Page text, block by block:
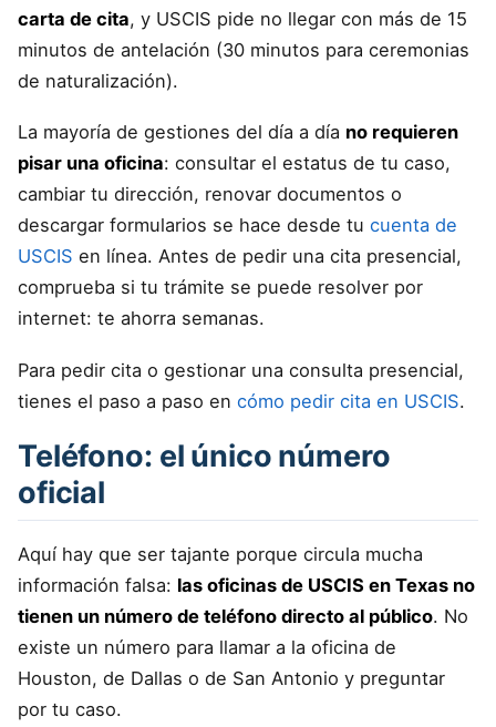
carta de cita, y USCIS pide no llegar con más de 15
minutos de antelación (30 minutos para ceremonias
de naturalización).
La mayoría de gestiones del día a día no requieren
pisar una oficina: consultar el estatus de tu caso,
cambiar tu dirección, renovar documentos o
descargar formularios se hace desde tu cuenta de
USCIS en línea. Antes de pedir una cita presencial,
comprueba si tu trámite se puede resolver por
internet: te ahorra semanas.
Para pedir cita o gestionar una consulta presencial,
tienes el paso a paso en cómo pedir cita en USCIS.
Teléfono: el único número
oficial
Aquí hay que ser tajante porque circula mucha
información falsa: las oficinas de USCIS en Texas no
tienen un número de teléfono directo al público. No
existe un número para llamar a la oficina de
Houston, de Dallas o de San Antonio y preguntar
por tu caso.